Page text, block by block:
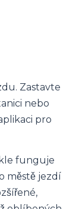
Zastavte
nebo
pro
funguje
městě jezdí